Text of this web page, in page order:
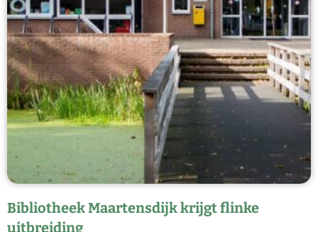
Bibliotheek Maartensdijk krijgt flinke
uitbreiding